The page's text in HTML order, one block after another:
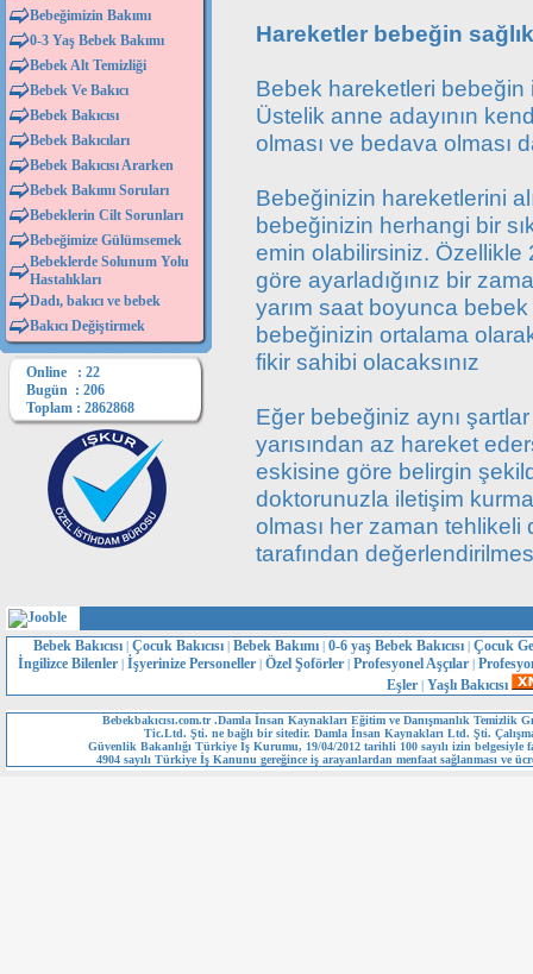
Bebeğimizin Bakımı
0-3 Yaş Bebek Bakımı
Bebek Alt Temizliği
Bebek Ve Bakıcı
Bebek Bakıcısı
Bebek Bakıcıları
Bebek Bakıcısı Ararken
Bebek Bakımı Soruları
Bebeklerin Cilt Sorunları
Bebeğimize Gülümsemek
Bebeklerde Solunum Yolu
Hastalıkları
Dadı, bakıcı ve bebek
Bakıcı Değiştirmek
Online : 22
Bugün : 206
Toplam : 2862868
Hareketler bebeğin
Bebek hareketleri
Üstelik anne adayının
olması ve bedava olması
Bebeğinizin hareketlerini
bebeğinizin herhangi bir
emin olabilirsiniz.
göre ayarladığınız bir
yarım saat boyunca
bebeğinizin ortalama
fikir sahibi olacaksınız
Eğer bebeğiniz aynı
yarısından az hareket
eskisine göre belirgin
doktorunuzla iletişim
olması her zaman
tarafından
Bebek Bakıcısı | Çocuk Bakıcısı | Bebek Bakımı | 0-6 yaş Bebek Bakıcısı | Çocuk
İngilizce Bilenler | İşyerinize Personeller | Özel Şoförler | Profesyonel Aşçılar |
Eşler| Yaşlı Bakıcısı
Bebekbakıcısı.com.tr .Damla İnsan Kaynakları Eğitim ve Danışmanlık Temizlik
Tic.Ltd. Şti. ne bağlı bir sitedir. Damla İnsan Kaynakları Ltd. Şti.
Güvenlik Bakanlığı Türkiye İş Kurumu, 19/04/2012 tarihli 100 sayılı izin belgesiyle
4904 sayılı Türkiye İş Kanunu gereğince iş arayanlardan menfaat sağlanması ve